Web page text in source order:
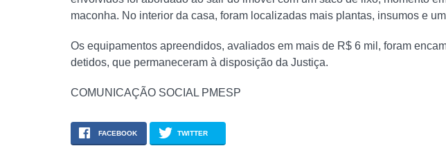
maconha. No interior da casa, foram localizadas mais plantas, insumos e
Os equipamentos apreendidos, avaliados em mais de R$ 6 mil, foram
detidos, que permaneceram à disposição da Justiça.
COMUNICAÇÃO SOCIAL PMESP
FACEBOOK TWITTER